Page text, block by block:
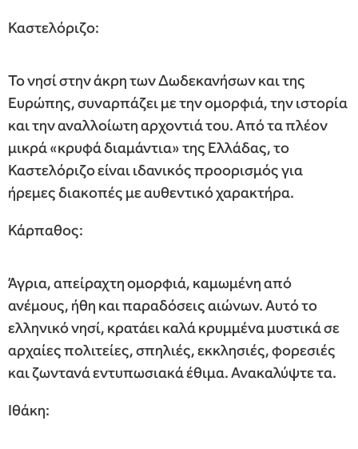
Καστελόριζο:
Το νησί στην άκρη των Δωδεκανήσων και της
Ευρώπης, συναρπάζει με την ομορφιά, την ιστορία
και την αναλλοίωτη αρχοντιά του. Από τα πλέον
μικρά «κρυφά διαμάντια» της Ελλάδας, το
Καστελόριζο είναι ιδανικός προορισμός για
ήρεμες διακοπές με αυθεντικό χαρακτήρα.
Κάρπαθος:
Άγρια, απείραχτη ομορφιά, καμωμένη από
ανέμους, ήθη και παραδόσεις αιώνων. Αυτό το
ελληνικό νησί, κρατάει καλά κρυμμένα μυστικά σε
αρχαίες πολιτείες, σπηλιές, εκκλησιές, φορεσιές
και ζωντανά εντυπωσιακά έθιμα. Ανακαλύψτε τα.
Ιθάκη: